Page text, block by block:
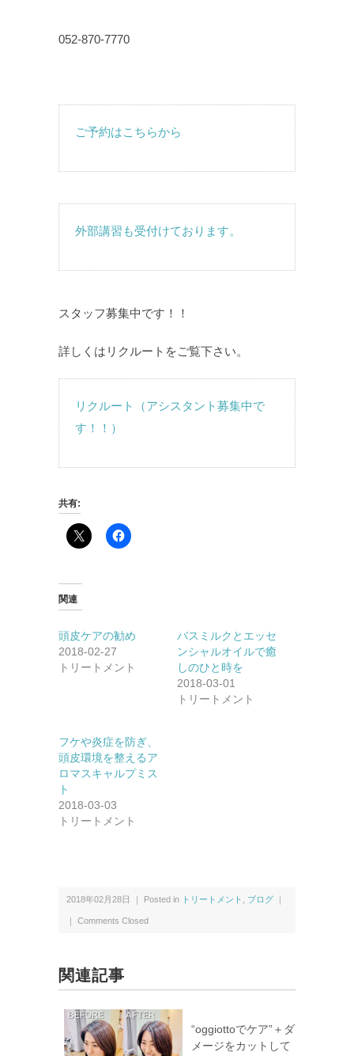
052-870-7770
ご予約はこちらから
外部講習も受付けております。
スタッフ募集中です！！
詳しくはリクルートをご覧下さい。
リクルート（アシスタント募集中で
す！！）
共有:
関連
頭皮ケアの勧め
2018-02-27
トリートメント
バスミルクとエッセ
ンシャルオイルで癒
しのひと時を
2018-03-01
トリートメント
フケや炎症を防ぎ、
頭皮環境を整えるア
ロマスキャルプミス
ト
2018-03-03
トリートメント
2018年02月28日 ｜ Posted in トリートメント ブログ
Comments Closed
関連記事
“oggiottoでケア”＋ダ
メージをカットして